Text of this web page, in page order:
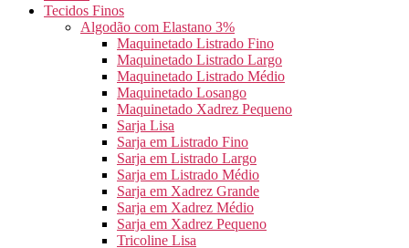
Tecidos Finos
Algodão com Elastano 3%
Maquinetado Listrado Fino
Maquinetado Listrado Largo
Maquinetado Listrado Médio
Maquinetado Losango
Maquinetado Xadrez Pequeno
Sarja Lisa
Sarja em Listrado Fino
Sarja em Listrado Largo
Sarja em Listrado Médio
Sarja em Xadrez Grande
Sarja em Xadrez Médio
Sarja em Xadrez Pequeno
Tricoline Lisa